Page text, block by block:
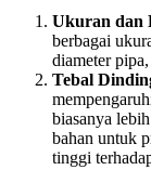
Ukuran dan
berbagai
diameter
Tebal
biasanya
bahan untuk
tinggi